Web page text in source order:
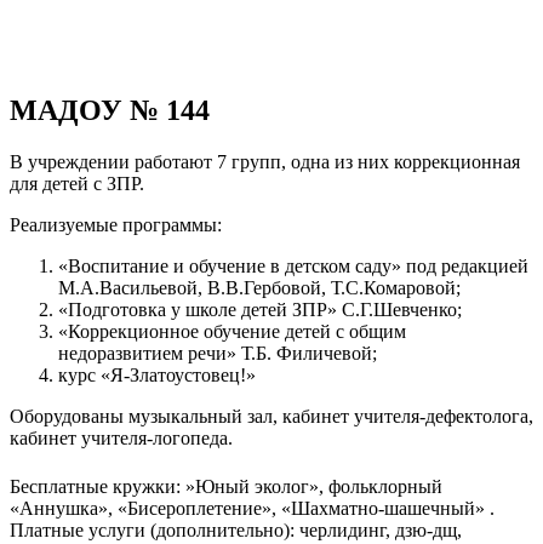
МАДОУ № 144
В учреждении работают 7 групп, одна из них коррекционная
для детей с ЗПР.
Реализуемые программы:
«Воспитание и обучение в детском саду» под редакцией
М.А.Васильевой, В.В.Гербовой, Т.С.Комаровой;
«Подготовка у школе детей ЗПР» С.Г.Шевченко;
«Коррекционное обучение детей с общим
недоразвитием речи» Т.Б. Филичевой;
курс «Я-Златоустовец!»
Оборудованы музыкальный зал, кабинет учителя-дефектолога,
кабинет учителя-логопеда.
Бесплатные кружки: »Юный эколог», фольклорный
«Аннушка», «Бисероплетение», «Шахматно-шашечный» .
Платные услуги (дополнительно): черлидинг, дзю-дщ,